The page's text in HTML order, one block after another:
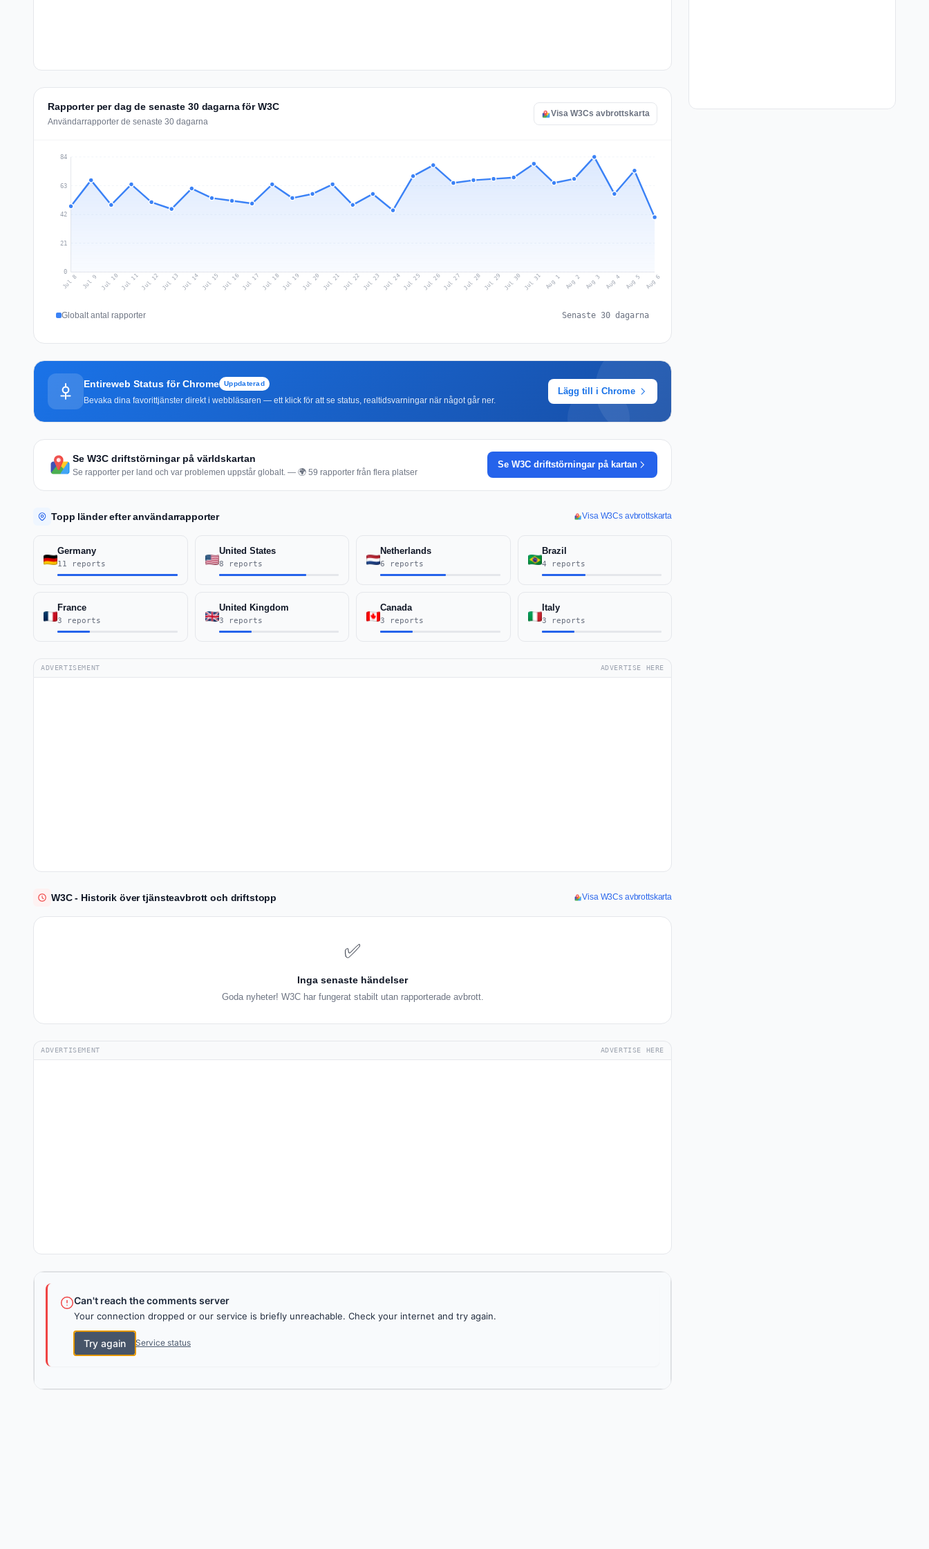
Rapporter per dag de senaste 30 dagarna för W3C
Användarrapporter de senaste 30 dagarna
Visa W3Cs avbrottskarta
0
21
42
63
84
Jul 8 Jul 9 Jul 10 Jul 11Jul 12 Jul 13 Jul 14 Jul 15 Jul 16Jul 17 Jul 18Jul 19 Jul 20 Jul 21 Jul 22 Jul 23 Jul 24Jul 25 Jul 26Jul 27 Jul 28 Jul 29 Jul 30 Jul 31 Aug 1 Aug 2 Aug 3 Aug 4 Aug 5 Aug 6
Globalt antal rapporter Senaste 30 dagarna
Entireweb Status för Chrome Uppdaterad
Bevaka dina favorittjänster direkt i webbläsaren — ett klick för att se status, realtidsvarningar när något går ner.
Lägg till i Chrome
Se W3C driftstörningar på världskartan
Se rapporter per land och var problemen uppstår globalt. — 🌍 59 rapporter från flera platser
Se W3C driftstörningar på kartan
Topp länder efter användarrapporter Visa W3Cs avbrottskarta
Germany
11 reports
United States
8 reports
Netherlands
6 reports
Brazil
4 reports
France
3 reports
United Kingdom
3 reports
Canada
3 reports
Italy
3 reports
ADVERTISEMENT ADVERTISE HERE
W3C - Historik över tjänsteavbrott och driftstopp Visa W3Cs avbrottskarta
✅
Inga senaste händelser
Goda nyheter! W3C har fungerat stabilt utan rapporterade avbrott.
ADVERTISEMENT ADVERTISE HERE
Can't reach the comments server
Your connection dropped or our service is briefly unreachable. Check your internet and try again.
Try again Service status